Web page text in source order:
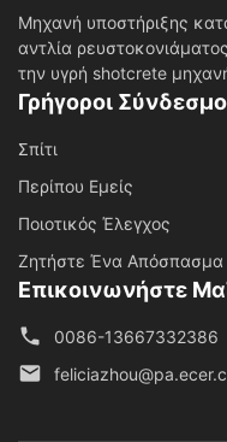
Μηχανή υποστήριξης
αντλία
την υγρή shotcrete
Γρήγοροι
Σπίτι
Περίπου Εμείς
Ποιοτικός Έλεγχος
Ζητήστε Ένα Απόσπασμα
Επικοινωνήστε
0086-13667332386